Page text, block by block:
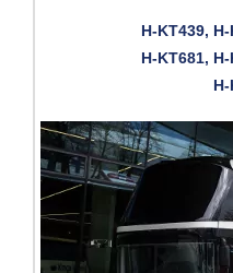
H-KT439,
H-KT681,